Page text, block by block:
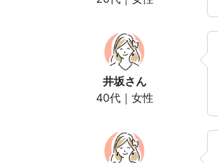
井坂さん
40代｜女性